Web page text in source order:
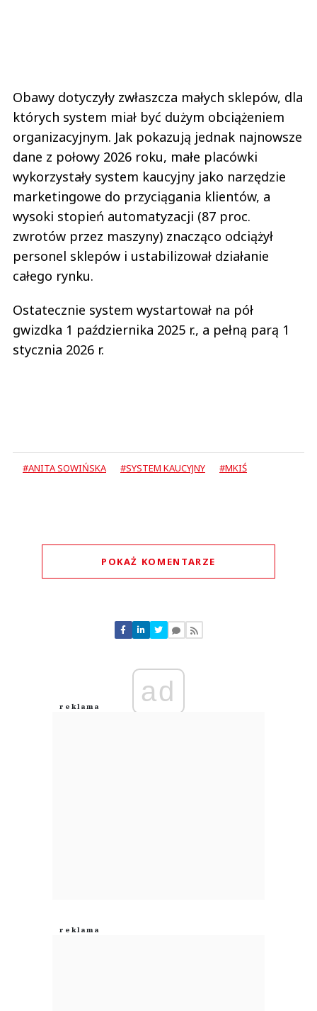
Obawy dotyczyły zwłaszcza małych sklepów, dla
których system miał być dużym obciążeniem
organizacyjnym. Jak pokazują jednak najnowsze
dane z połowy 2026 roku, małe placówki
wykorzystały system kaucyjny jako narzędzie
marketingowe do przyciągania klientów, a
wysoki stopień automatyzacji (87 proc.
zwrotów przez maszyny) znacząco odciążył
personel sklepów i ustabilizował działanie
całego rynku.
Ostatecznie system wystartował na pół
gwizdka 1 października 2025 r., a pełną parą 1
stycznia 2026 r.
#ANITA SOWIŃSKA #SYSTEM KAUCYJNY #MKIŚ
POKAŻ KOMENTARZE
Nie znaleziono komentarzy
Zostaw swoje komentarze
Anuluj
ad